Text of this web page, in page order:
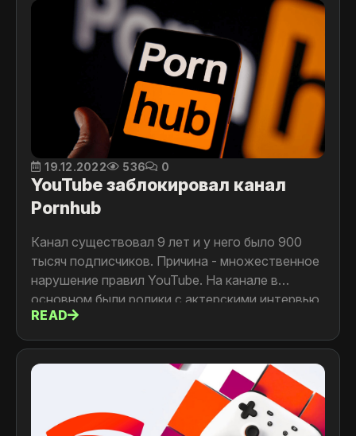
19.12.2022 536 0
YouTube заблокировал канал
Pornhub
Канал существовал 9 лет и у него было 900
тысяч подписчиков. Причина - множественное
нарушение правил YouTube. На канале в
основном были ролики с актерскими интервью
и советы для самостоятельных и начинающих
моделей,
READ